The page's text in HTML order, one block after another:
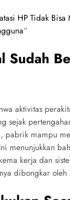
HP Tidak Bisa
“
Sudah
aktivitas
sejak
pabrik mampu
menunjukkan
kerja dan
dibongkar oleh